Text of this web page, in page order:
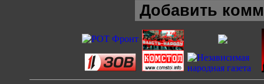
Добавить